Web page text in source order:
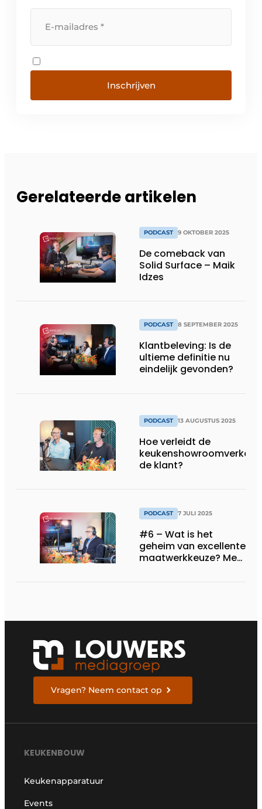
Inschrijven
Gerelateerde artikelen
PODCAST 9 OKTOBER 2025
De comeback van
Solid Surface – Maik
Idzes
PODCAST 8 SEPTEMBER 2025
Klantbeleving: Is de
ultieme definitie nu
eindelijk gevonden?
PODCAST 13 AUGUSTUS 2025
Hoe verleidt de
de klant?
PODCAST 7 JULI 2025
#6 – Wat is het
geheim van excellente
maatwerkkeuze? Met
Vragen? Neem contact op
KEUKENBOUW
Keukenapparatuur
Events